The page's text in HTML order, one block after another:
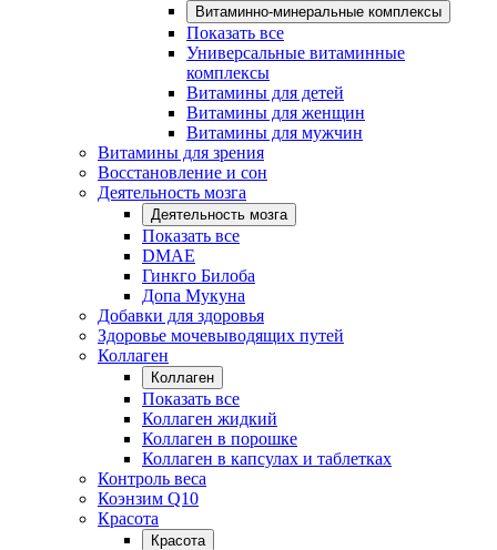
Витаминно-минеральные комплексы
Показать все
Универсальные витаминные
комплексы
Витамины для детей
Витамины для женщин
Витамины для мужчин
Витамины для зрения
Восстановление и сон
Деятельность мозга
Деятельность мозга
Показать все
DMAE
Гинкго Билоба
Допа Мукуна
Добавки для здоровья
Здоровье мочевыводящих путей
Коллаген
Коллаген
Показать все
Коллаген жидкий
Коллаген в порошке
Коллаген в капсулах и таблетках
Контроль веса
Коэнзим Q10
Красота
Красота